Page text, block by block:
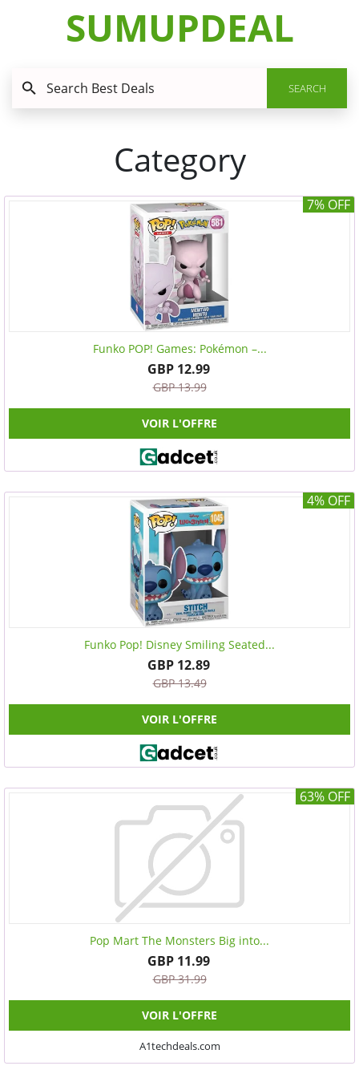
SUMUPDEAL
SEARCH
Category
7% OFF
Funko POP! Games: Pokémon –...
GBP 12.99
GBP 13.99
VOIR L'OFFRE
4% OFF
Funko Pop! Disney Smiling Seated...
GBP 12.89
GBP 13.49
VOIR L'OFFRE
63% OFF
Pop Mart The Monsters Big into...
GBP 11.99
GBP 31.99
VOIR L'OFFRE
A1techdeals.com